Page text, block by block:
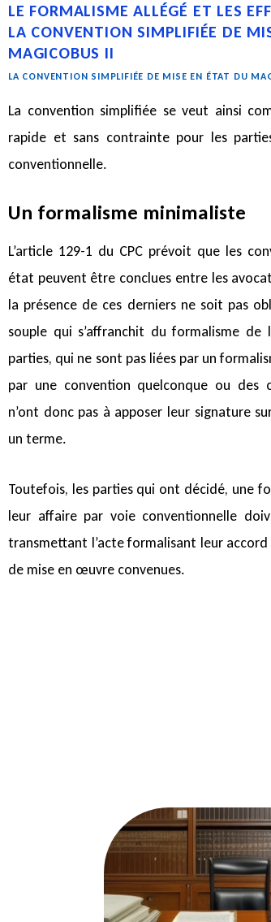
LE FORMALISME ALLÉGÉ ET LES
LA CONVENTION SIMPLIFIÉE DE
MAGICOBUS II
LA CONVENTION SIMPLIFIÉE DE MISE EN ÉTAT DU
La convention simplifiée se veut ainsi
rapide et sans contrainte pour les
conventionnelle.
Un formalisme minimaliste
L’article 129-1 du CPC prévoit que les
état peuvent être conclues entre les
la présence de ces derniers ne soit pas
souple qui s’affranchit du formalisme de
parties, qui ne sont pas liées par un
par une convention quelconque ou des
n’ont donc pas à apposer leur signature
un terme.
Toutefois, les parties qui ont décidé, une
leur affaire par voie conventionnelle
transmettant l’acte formalisant leur
de mise en œuvre convenues.